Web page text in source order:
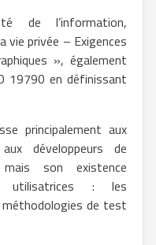
de l’information,
privée – Exigences
», également
19790 en définissant
principalement aux
développeurs de
mais son existence
utilisatrices : les
de test